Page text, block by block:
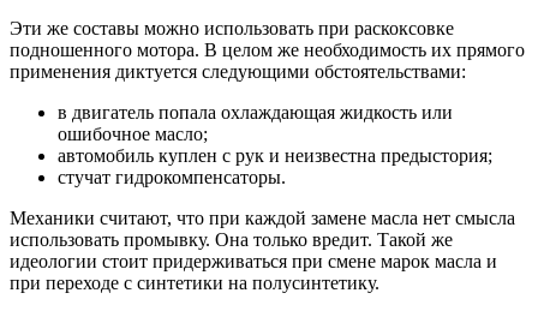
Эти же составы можно использовать при раскоксовке
подношенного мотора. В целом же необходимость их прямого
применения диктуется следующими обстоятельствами:
в двигатель попала охлаждающая жидкость или
ошибочное масло;
автомобиль куплен с рук и неизвестна предыстория;
стучат гидрокомпенсаторы.
Механики считают, что при каждой замене масла нет смысла
использовать промывку. Она только вредит. Такой же
идеологии стоит придерживаться при смене марок масла и
при переходе с синтетики на полусинтетику.